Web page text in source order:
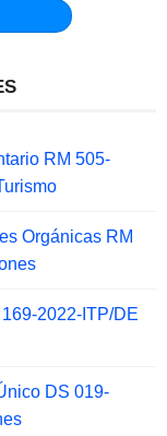
RM 505-
Orgánicas RM
2022-ITP/DE
DS 019-